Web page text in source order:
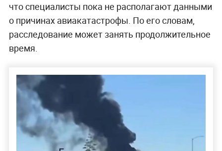
что специалисты пока не располагают данными
о причинах авиакатастрофы. По его словам,
расследование может занять продолжительное
время.